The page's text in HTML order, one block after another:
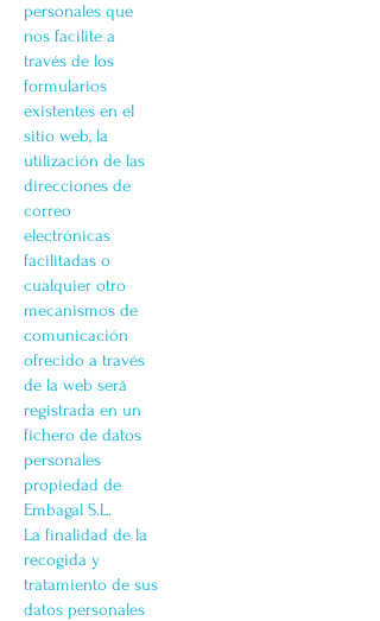
personales que
nos facilite a
través de los
formularios
existentes en el
sitio web, la
utilización de las
direcciones de
correo
electrónicas
facilitadas o
cualquier otro
mecanismos de
comunicación
ofrecido a través
de la web será
registrada en un
fichero de datos
personales
propiedad de
Embagal S.L.
La finalidad de la
recogida y
tratamiento de sus
datos personales